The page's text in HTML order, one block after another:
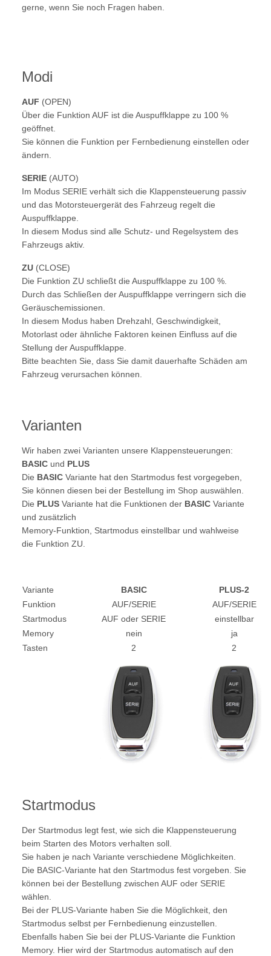
gerne, wenn Sie noch Fragen haben.
Modi
AUF (OPEN)
Über die Funktion AUF ist die Auspuffklappe zu 100 %
geöffnet.
Sie können die Funktion per Fernbedienung einstellen oder
ändern.
SERIE (AUTO)
Im Modus SERIE verhält sich die Klappensteuerung passiv
und das Motorsteuergerät des Fahrzeug regelt die
Auspuffklappe.
In diesem Modus sind alle Schutz- und Regelsystem des
Fahrzeugs aktiv.
ZU (CLOSE)
Die Funktion ZU schließt die Auspuffklappe zu 100 %.
Durch das Schließen der Auspuffklappe verringern sich die
Geräuschemissionen.
In diesem Modus haben Drehzahl, Geschwindigkeit,
Motorlast oder ähnliche Faktoren keinen Einfluss auf die
Stellung der Auspuffklappe.
Bitte beachten Sie, dass Sie damit dauerhafte Schäden am
Fahrzeug verursachen können.
Varianten
Wir haben zwei Varianten unsere Klappensteuerungen:
BASIC und PLUS
Die BASIC Variante hat den Startmodus fest vorgegeben,
Sie können diesen bei der Bestellung im Shop auswählen.
Die PLUS Variante hat die Funktionen der BASIC Variante
und zusätzlich
Memory-Funktion, Startmodus einstellbar und wahlweise
die Funktion ZU.
Variante BASIC
PLUS-2
Funktion
AUF/SERIE
AUF/SERIE
Startmodus
AUF oder SERIE
einstellbar
Memory
nein
ja
Tasten
2 2
Startmodus
Der Startmodus legt fest, wie sich die Klappensteuerung
beim Starten des Motors verhalten soll.
Sie haben je nach Variante verschiedene Möglichkeiten.
Die BASIC-Variante hat den Startmodus fest vorgeben. Sie
können bei der Bestellung zwischen AUF oder SERIE
wählen.
Bei der PLUS-Variante haben Sie die Möglichkeit, den
Startmodus selbst per Fernbedienung einzustellen.
Ebenfalls haben Sie bei der PLUS-Variante die Funktion
Memory. Hier wird der Startmodus automatisch auf den